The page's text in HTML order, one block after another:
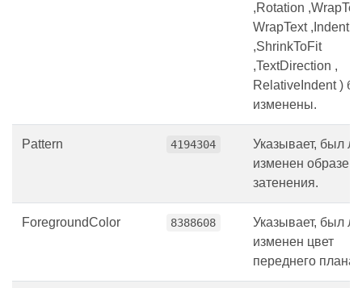
,Rotation
WrapText ,Indent
,ShrinkToFit
,TextDirection ,
RelativeIndent )
изменены.
Pattern 4194304
Указывает, был ли
изменен образец
затенения.
ForegroundColor 8388608
Указывает, был ли
изменен цвет
переднего плана.